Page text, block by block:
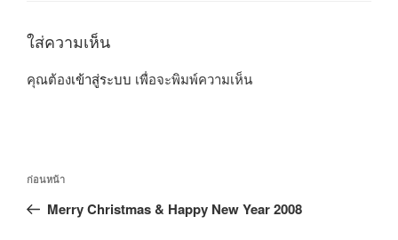
ใส่ความเห็น
คุณต้องเข้าสู่ระบบ เพื่อจะพิมพ์ความเห็น
แนะแนว
เรื่อง
เรื่อง
ก่อน
ก่อนหน้า
Merry Christmas & Happy New Year 2008